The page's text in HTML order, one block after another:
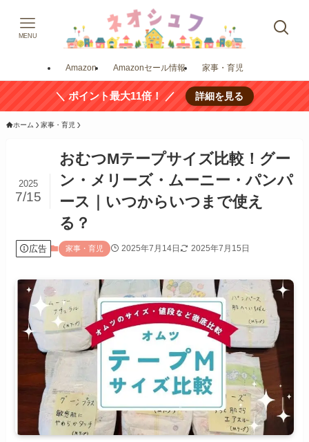
MENU
Amazon Amazonセール情報 家事・育児
＼ ポイント最大11倍！ ／ 詳細を見る
ホーム 家事・育児
おむつMテープサイズ比較！グー
ン・メリーズ・ムーニー・パンパ
ース｜いつからいつまで使え
る？
2025
7/15
広告 家事・育児 2025年7月14日 2025年7月15日